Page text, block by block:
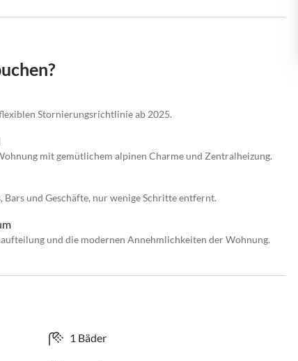
Stornierungsrichtlinie ab 2025.
mit gemütlichem alpinen Charme und Zentralheizung.
Bars und Geschäfte, nur wenige Schritte entfernt.
und die modernen Annehmlichkeiten der Wohnung.
1 Bäder